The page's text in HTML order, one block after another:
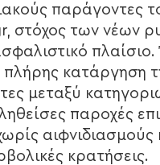
παράγοντες
στόχος των νέων
πλήρης κατάργηση
μεταξύ
παροχές
αιφνιδιασμούς
κρατήσεις.